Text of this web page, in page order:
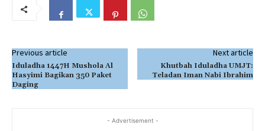
Previous article
Iduladha 1447H Mushola Al
Hasyimi Bagikan 350 Paket
Daging
Next article
Khutbah Iduladha UMJT:
Teladan Iman Nabi Ibrahim
- Advertisement -